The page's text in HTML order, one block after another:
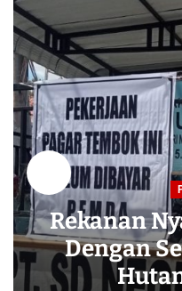
Rekanan
Dengan